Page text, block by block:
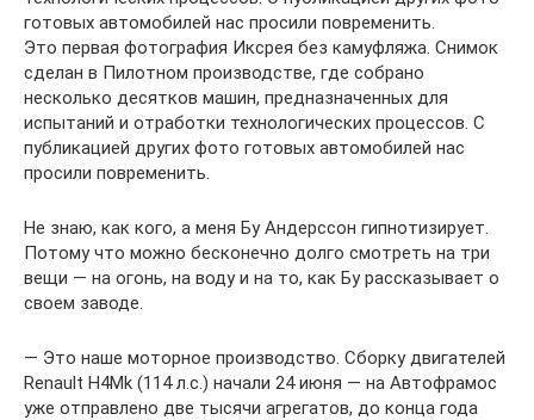
готовых автомобилей нас просили повременить.
Это первая фотография Иксрея без камуфляжа. Снимок
сделан в Пилотном производстве, где собрано
несколько десятков машин, предназначенных для
испытаний и отработки технологических процессов. С
публикацией других фото готовых автомобилей нас
просили повременить.
Не знаю, как кого, а меня Бу Андерссон гипнотизирует.
Потому что можно бесконечно долго смотреть на три
вещи — на огонь, на воду и на то, как Бу рассказывает о
своем заводе.
— Это наше моторное производство. Сборку двигателей
Renault Н4Mk (114 л.с.) начали 24 июня — на Автофрамос
уже отправлено две тысячи агрегатов, до конца года